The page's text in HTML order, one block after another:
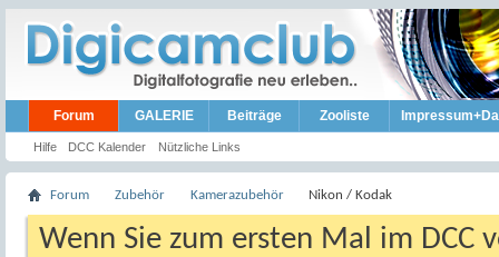
Forum
Hilfe DCC Kalender Nützliche Links
GALERIE Beiträge Zooliste
Forum Zubehör Kamerazubehör Nikon / Kodak
Wenn Sie zum ersten Mal im DCC